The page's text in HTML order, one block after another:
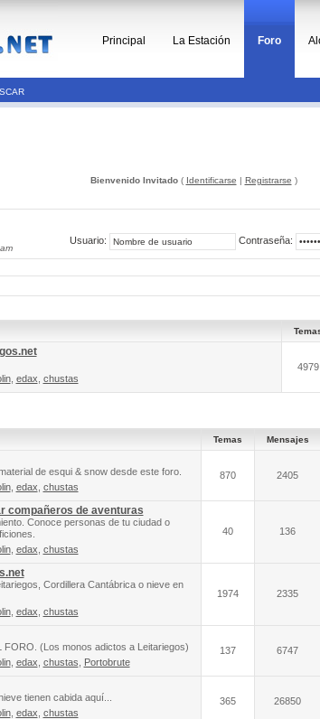
Principal La Estación Foro
Bienvenido Invitado( Identificarse | Registrarse )
Usuario: Contraseña:
, edax chustas
4979
Temas Mensajes
de esqui & snow desde este foro.
, edax chustas
870 2405
compañeros de aventuras
Conoce personas de tu ciudad o
, edax chustas
40 136
Cordillera Cantábrica o nieve en
, edax chustas
1974 2335
FORO. (Los monos adictos a Leitariegos)
, edax chustas Portobrute
137 6747
tienen cabida aquí...
, edax chustas
365 26850